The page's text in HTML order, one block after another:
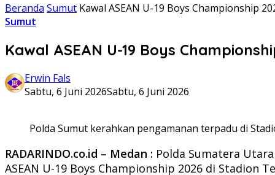
Beranda Sumut Kawal ASEAN U-19 Boys Championship
Sumut
Kawal ASEAN U-19 Boys
Erwin Fals
Sabtu, 6 Juni 2026Sabtu, 6 Juni 2026
Polda Sumut kerahkan pengamanan terpadu di
RADARINDO.co.id – Medan : Polda Sumatera
ASEAN U-19 Boys Championship 2026 di Stadion